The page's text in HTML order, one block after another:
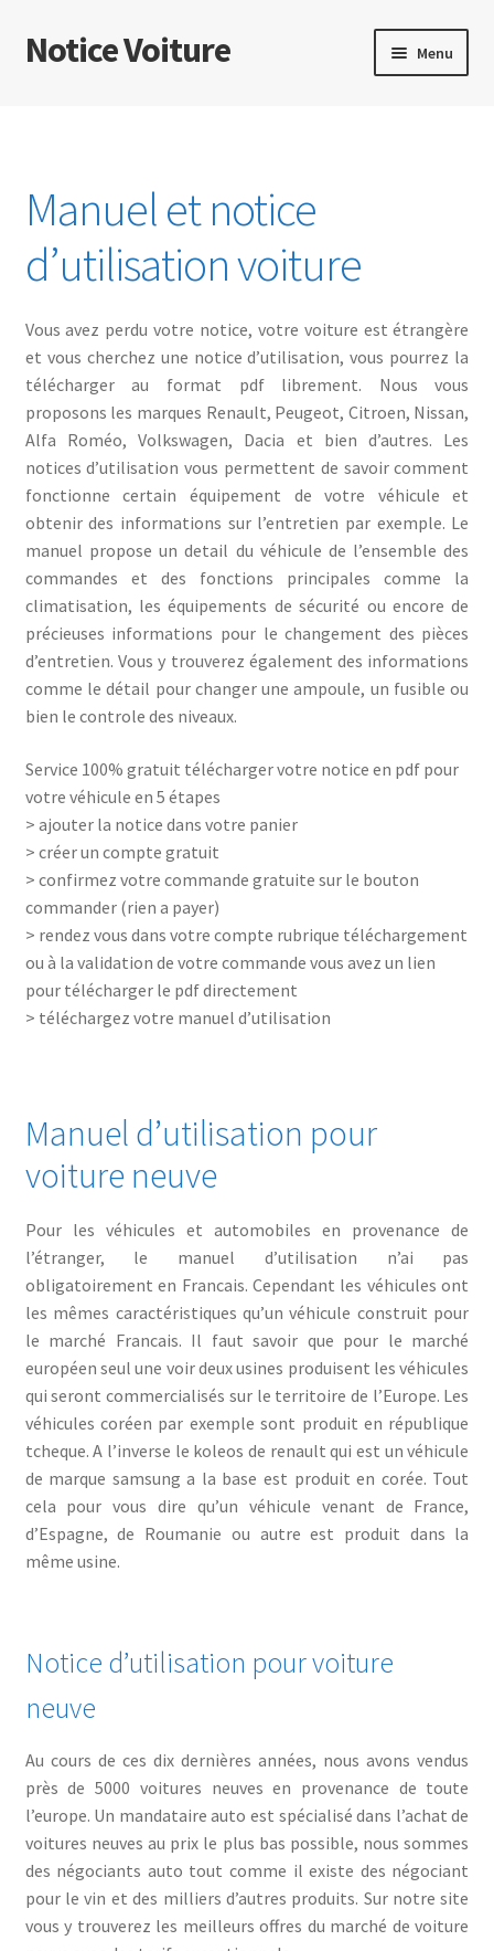
Notice Voiture Menu
Téléchargements
Manuel et notice
d’utilisation voiture
Vous avez perdu votre notice, votre voiture est étrangère
et vous cherchez une notice d’utilisation, vous pourrez la
télécharger au format pdf librement. Nous vous
proposons les marques Renault, Peugeot, Citroen, Nissan,
Alfa Roméo, Volkswagen, Dacia et bien d’autres. Les
notices d’utilisation vous permettent de savoir comment
fonctionne certain équipement de votre véhicule et
obtenir des informations sur l’entretien par exemple. Le
manuel propose un detail du véhicule de l’ensemble des
commandes et des fonctions principales comme la
climatisation, les équipements de sécurité ou encore de
précieuses informations pour le changement des pièces
d’entretien. Vous y trouverez également des informations
comme le détail pour changer une ampoule, un fusible ou
bien le controle des niveaux.
Service 100% gratuit télécharger votre notice en pdf pour
votre véhicule en 5 étapes
> ajouter la notice dans votre panier
> créer un compte gratuit
> confirmez votre commande gratuite sur le bouton
commander (rien a payer)
> rendez vous dans votre compte rubrique téléchargement
ou à la validation de votre commande vous avez un lien
pour télécharger le pdf directement
> téléchargez votre manuel d’utilisation
Manuel d’utilisation pour
voiture neuve
Pour les véhicules et automobiles en provenance de
l’étranger, le manuel d’utilisation n’ai pas
obligatoirement en Francais. Cependant les véhicules ont
les mêmes caractéristiques qu’un véhicule construit pour
le marché Francais. Il faut savoir que pour le marché
européen seul une voir deux usines produisent les véhicules
qui seront commercialisés sur le territoire de l’Europe. Les
véhicules coréen par exemple sont produit en république
tcheque. A l’inverse le koleos de renault qui est un véhicule
de marque samsung a la base est produit en corée. Tout
cela pour vous dire qu’un véhicule venant de France,
d’Espagne, de Roumanie ou autre est produit dans la
même usine.
Notice d’utilisation pour voiture
neuve
Au cours de ces dix dernières années, nous avons vendus
près de 5000 voitures neuves en provenance de toute
l’europe. Un mandataire auto est spécialisé dans l’achat de
voitures neuves au prix le plus bas possible, nous sommes
des négociants auto tout comme il existe des négociant
pour le vin et des milliers d’autres produits. Sur notre site
vous y trouverez les meilleurs offres du marché de voiture